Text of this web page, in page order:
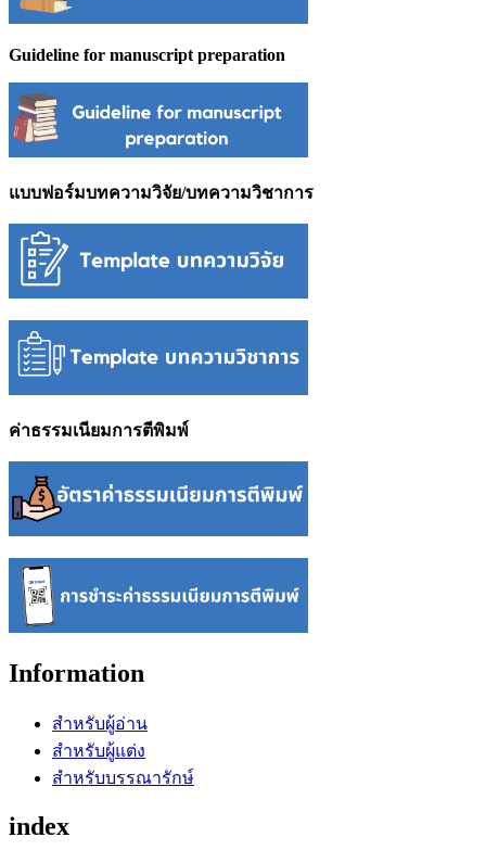
Guideline for manuscript preparation
แบบฟอร์มบทความวิจัย/บทความวิชาการ
ค่าธรรมเนียมการตีพิมพ์
Information
สำหรับผู้อ่าน
สำหรับผู้แต่ง
สำหรับบรรณารักษ์
index